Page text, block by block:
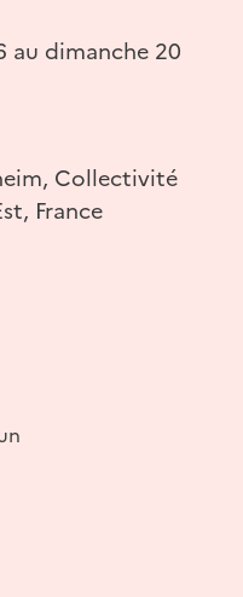
au dimanche 20
Collectivité
France